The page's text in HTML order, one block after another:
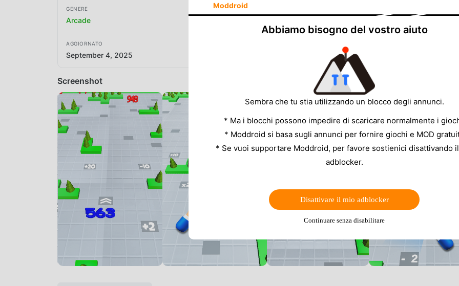
GENERE
Arcade
AGGIORNATO
September 4, 2025
Screenshot
Moddroid
Abbiamo bisogno del vostro aiuto
Sembra che tu stia utilizzando un blocco degli annunci.
* Ma i blocchi possono impedire di scaricare normalmente i
* Moddroid si basa sugli annunci per fornire giochi e MOD
* Se vuoi supportare Moddroid, per favore sostienici disattivando
adblocker.
Disattivare il mio adblocker
Continuare senza disabilitare